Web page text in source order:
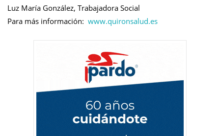
Luz María González, Trabajadora Social
Para más información: www.quironsalud.es